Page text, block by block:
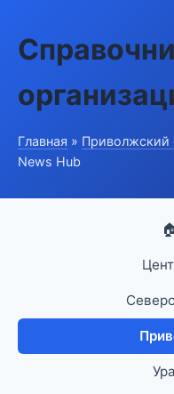
Главная » Приволжский
News Hub